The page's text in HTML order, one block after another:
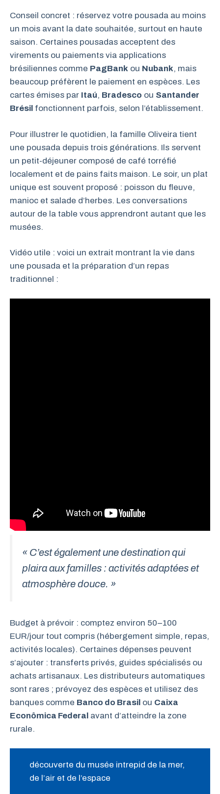
Conseil concret : réservez votre pousada au moins
un mois avant la date souhaitée, surtout en haute
saison. Certaines pousadas acceptent des
virements ou paiements via applications
brésiliennes comme PagBank ou Nubank, mais
beaucoup préfèrent le paiement en espèces. Les
cartes émises par Itaú, Bradesco ou Santander
Brésil fonctionnent parfois, selon l’établissement.
Pour illustrer le quotidien, la famille Oliveira tient
une pousada depuis trois générations. Ils servent
un petit-déjeuner composé de café torréfié
localement et de pains faits maison. Le soir, un plat
unique est souvent proposé : poisson du fleuve,
manioc et salade d’herbes. Les conversations
autour de la table vous apprendront autant que les
musées.
Vidéo utile : voici un extrait montrant la vie dans
une pousada et la préparation d’un repas
traditionnel :
« C’est également une destination qui
plaira aux familles : activités adaptées et
atmosphère douce. »
Budget à prévoir : comptez environ 50–100
EUR/jour tout compris (hébergement simple, repas,
activités locales). Certaines dépenses peuvent
s’ajouter : transferts privés, guides spécialisés ou
achats artisanaux. Les distributeurs automatiques
sont rares ; prévoyez des espèces et utilisez des
banques comme Banco do Brasil ou Caixa
Econômica Federal avant d’atteindre la zone
rurale.
découverte du musée intrepid de la mer,
de l’air et de l’espace